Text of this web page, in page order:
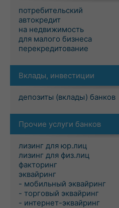
потребительский
автокредит
на недвижимость
для малого бизнеса
перекредитование
Вклады, инвестиции
депозиты (вклады) банков
Прочие услуги банков
лизинг для юр.лиц
лизинг для физ.лиц
факторинг
эквайринг
- мобильный эквайринг
- торговый эквайринг
- интернет-эквайринг